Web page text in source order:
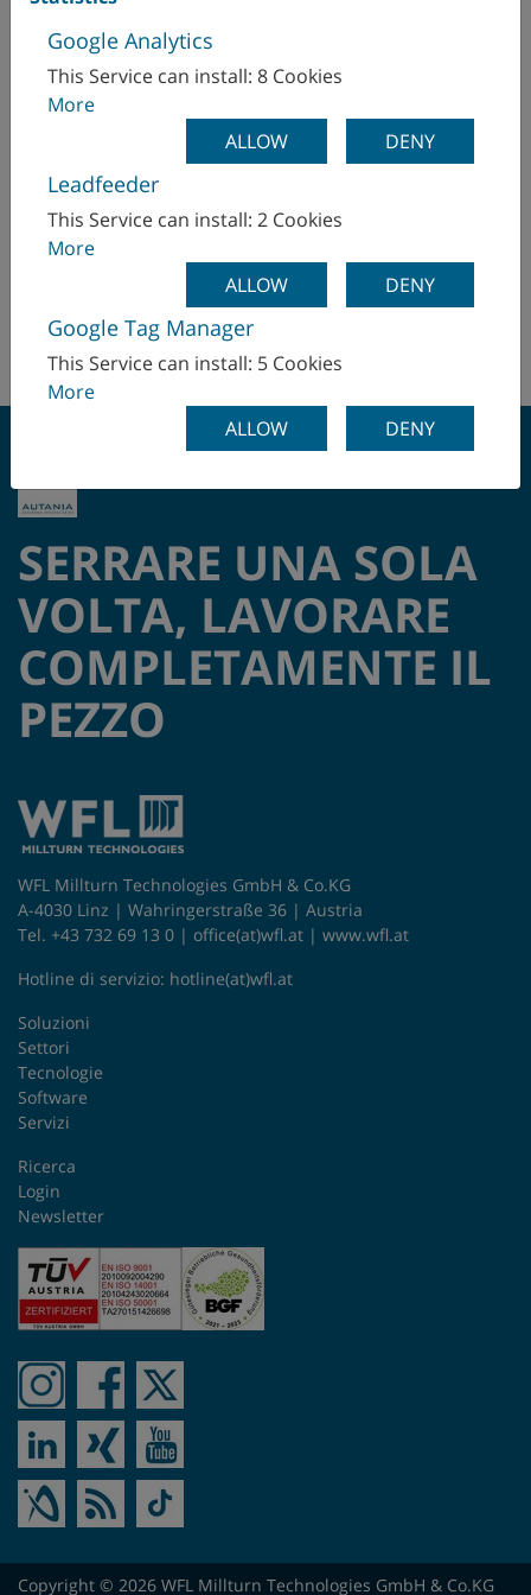
Ottimizzazione del numero di pezzi
prodotti e dei tempi di lavorazione
Non siete soddisfatti dei risultati della vostra
produzione attuale? Un tecnico interviene sul posto
per assicurare che vengano raggiunti tempi di
lavorazione e processi di produzione (cicli operativi)
ottimali e una qualità ottimale dei pezzi prodotti.
L'obiettivo è un sistema di produzione perfetto.
SERRARE UNA SOLA
VOLTA, LAVORARE
COMPLETAMENTE IL
PEZZO
WFL Millturn Technologies GmbH & Co.KG
A-4030 Linz | Wahringerstraße 36 | Austria
Tel. +43 732 69 13 0 | office(at)wfl.at | www.wfl.at
Hotline di servizio: hotline(at)wfl.at
Soluzioni
Settori
Tecnologie
Software
Servizi
Ricerca
Login
Newsletter
Copyright © 2026 WFL Millturn Technologies GmbH & Co.KG
Google Analytics
This Service can install: 8 Cookies
More
ALLOW
DENY
Leadfeeder
This Service can install: 2 Cookies
More
ALLOW
DENY
Google Tag Manager
This Service can install: 5 Cookies
More
ALLOW
DENY